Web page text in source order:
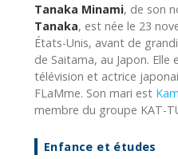
Tanaka Minami, de son
Tanaka, est née le 23
États-Unis, avant de
de Saitama, au Japon.
télévision et actrice
FLaMme. Son mari est
membre du groupe KAT-
Enfance et études